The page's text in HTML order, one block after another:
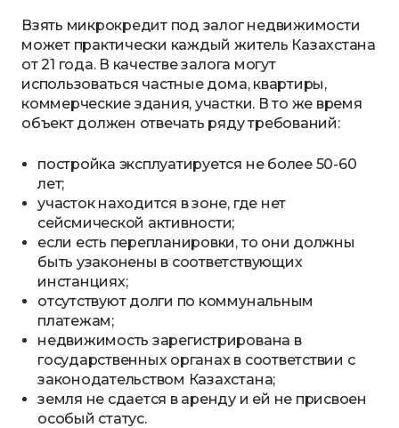
Взять микрокредит под залог недвижимости
может практически каждый житель Казахстана
от 21 года. В качестве залога могут
использоваться частные дома, квартиры,
коммерческие здания, участки. В то же время
объект должен отвечать ряду требований:
постройка эксплуатируется не более 50-60
лет;
участок находится в зоне, где нет
сейсмической активности;
если есть перепланировки, то они должны
быть узаконены в соответствующих
инстанциях;
отсутствуют долги по коммунальным
платежам;
недвижимость зарегистрирована в
государственных органах в соответствии с
законодательством Казахстана;
земля не сдается в аренду и ей не присвоен
особый статус.